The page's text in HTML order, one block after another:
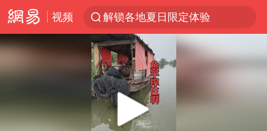
视频
解锁各地夏日限定体验
金饰克价一夜涨回1300元
河南重大刑事案嫌疑人落网
峰哥 汪海林